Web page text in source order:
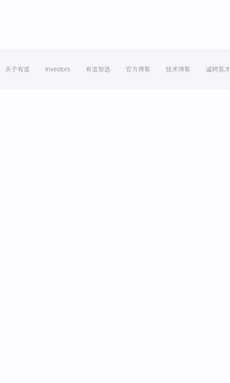
关于有道 Investors 有道智选 官方博客 技术博客 诚聘英才